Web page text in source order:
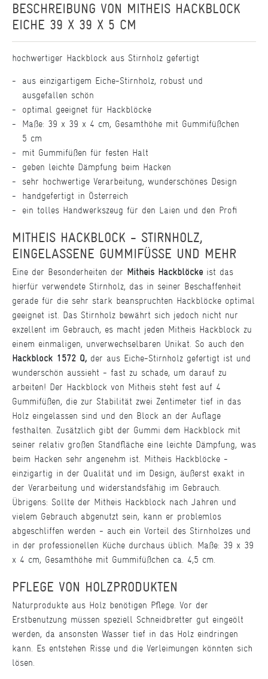
BESCHREIBUNG VON MITHEIS HACKBLOCK
EICHE 39 X 39 X 5 CM
hochwertiger Hackblock aus Stirnholz gefertigt
aus einzigartigem Eiche-Stirnholz, robust und
ausgefallen schön
optimal geeignet für Hackblöcke
Maße: 39 x 39 x 4 cm, Gesamthöhe mit Gummifüßchen
5 cm
mit Gummifüßen für festen Halt
geben leichte Dämpfung beim Hacken
sehr hochwertige Verarbeitung, wunderschönes Design
handgefertigt in Österreich
ein tolles Handwerkszeug für den Laien und den Profi
MITHEIS HACKBLOCK - STIRNHOLZ,
EINGELASSENE GUMMIFÜSSE UND MEHR
Eine der Besonderheiten der Mitheis Hackblöcke ist das
hierfür verwendete Stirnholz, das in seiner Beschaffenheit
gerade für die sehr stark beanspruchten Hackblöcke optimal
geeignet ist. Das Stirnholz bewährt sich jedoch nicht nur
exzellent im Gebrauch, es macht jeden Mitheis Hackblock zu
einem einmaligen, unverwechselbaren Unikat. So auch den
Hackblock 1572 Q, der aus Eiche-Stirnholz gefertigt ist und
wunderschön aussieht - fast zu schade, um darauf zu
arbeiten! Der Hackblock von Mitheis steht fest auf 4
Gummifüßen, die zur Stabilität zwei Zentimeter tief in das
Holz eingelassen sind und den Block an der Auflage
festhalten. Zusätzlich gibt der Gummi dem Hackblock mit
seiner relativ großen Standfläche eine leichte Dämpfung, was
beim Hacken sehr angenehm ist. Mitheis Hackblöcke -
einzigartig in der Qualität und im Design, äußerst exakt in
der Verarbeitung und widerstandsfähig im Gebrauch.
Übrigens: Sollte der Mitheis Hackblock nach Jahren und
vielem Gebrauch abgenutzt sein, kann er problemlos
abgeschliffen werden - auch ein Vorteil des Stirnholzes und
in der professionellen Küche durchaus üblich. Maße: 39 x 39
x 4 cm, Gesamthöhe mit Gummifüßchen ca. 4,5 cm.
PFLEGE VON HOLZPRODUKTEN
Naturprodukte aus Holz benötigen Pflege. Vor der
Erstbenutzung müssen speziell Schneidbretter gut eingeölt
werden, da ansonsten Wasser tief in das Holz eindringen
kann. Es entstehen Risse und die Verleimungen könnten sich
lösen.